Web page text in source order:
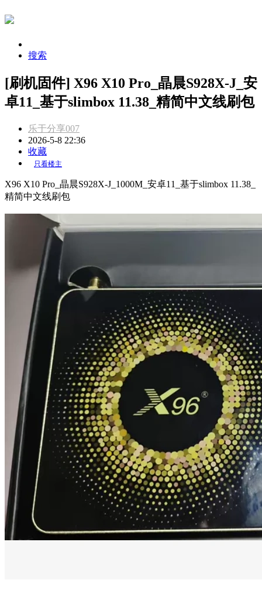
搜索
[刷机固件] X96 X10 Pro_晶晨S928X-J_安
卓11_基于slimbox 11.38_精简中文线刷包
乐于分享007
2026-5-8 22:36
收藏
只看楼主
X96 X10 Pro_晶晨S928X-J_1000M_安卓11_基于slimbox 11.38_
精简中文线刷包